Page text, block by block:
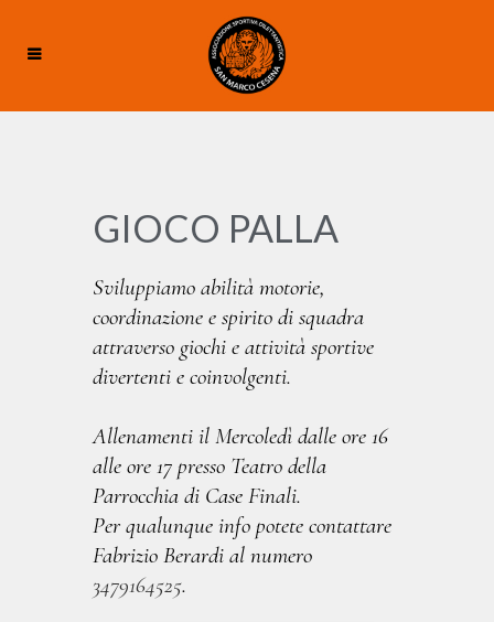
GIOCO PALLA
Sviluppiamo abilità motorie,
coordinazione e spirito di squadra
attraverso giochi e attività sportive
divertenti e coinvolgenti.
Allenamenti il Mercoledì dalle ore 16
alle ore 17 presso Teatro della
Parrocchia di Case Finali.
Per qualunque info potete contattare
Fabrizio Berardi al numero
3479164525.